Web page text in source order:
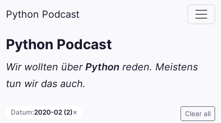
Python Podcast
Python Podcast
Wir wollten über Python reden. Meistens
tun wir das auch.
Datum:2020-02 (2)✕ Clear all